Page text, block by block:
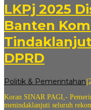
LKPj 2025
Banten
DPRD
Politik & Pemerintahan|
Koran SINAR PAGI,-
menindaklanjuti seluruh